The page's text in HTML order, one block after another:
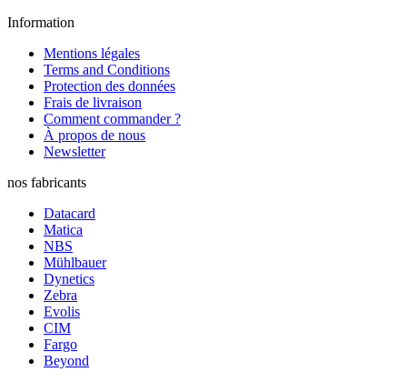
Information
Mentions légales
Terms and Conditions
Protection des données
Frais de livraison
Comment commander ?
À propos de nous
Newsletter
nos fabricants
Datacard
Matica
NBS
Mühlbauer
Dynetics
Zebra
Evolis
CIM
Fargo
Beyond